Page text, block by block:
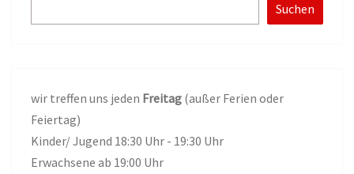
Suchen
wir treffen uns jeden Freitag (außer Ferien oder
Feiertag)
Kinder/ Jugend 18:30 Uhr - 19:30 Uhr
Erwachsene ab 19:00 Uhr